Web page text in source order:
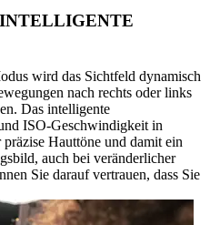
wird das Sichtfeld dynamisch
nach rechts oder links
Das intelligente
ISO-Geschwindigkeit in
Hauttöne und damit ein
auch bei veränderlicher
Sie darauf vertrauen, dass Sie